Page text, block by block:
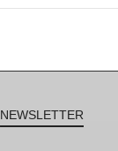
NEWSLETTER